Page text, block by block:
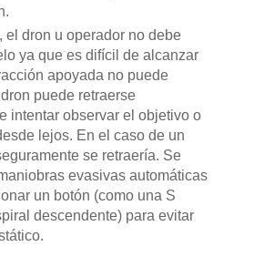
el dron u operador no debe
ya que es difícil de alcanzar
apoyada no puede
puede retraerse
intentar observar el objetivo o
lejos. En el caso de un
se retraería. Se
evasivas automáticas
un botón (como una S
descendente) para evitar